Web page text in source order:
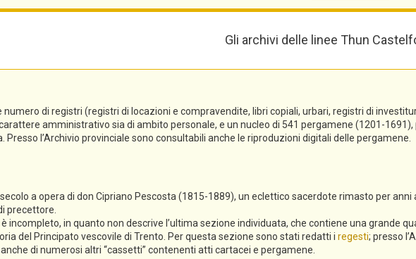
Gli archivi delle linee Thun
di registri (registri di locazioni e compravendite, libri copiali, urbari, registri di
amministrativo sia di ambito personale, e un nucleo di 541 pergamene (1201-1691),
l’Archivio provinciale sono consultabili anche le riproduzioni digitali delle pergamene.
a opera di don Cipriano Pescosta (1815-1889), un eclettico sacerdote rimasto per anni
precettore.
incompleto, in quanto non descrive l’ultima sezione individuata, che contiene una grande
del Principato vescovile di Trento. Per questa sezione sono stati redatti i regesti; presso
di numerosi altri “cassetti” contenenti atti cartacei e pergamene.